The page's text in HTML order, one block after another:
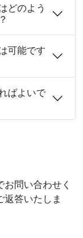
どのよう
可能です
ばよいで
問い合わせく
答いたしま